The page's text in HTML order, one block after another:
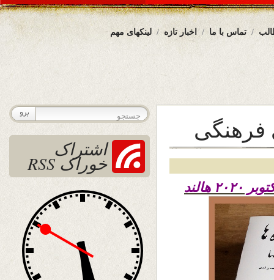
لینکهای مهم اخبار تازه تماس با ما
فرهنگی
اشتراک
خوراک RSS